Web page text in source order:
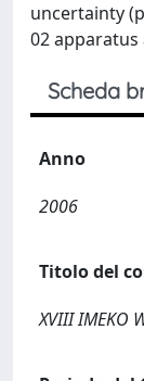
uncertainty
02
Scheda
Anno
2006
Titolo del
XVIII IMEKO